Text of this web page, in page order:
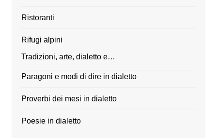
Ristoranti
Rifugi alpini
Tradizioni, arte, dialetto e…
Paragoni e modi di dire in dialetto
Proverbi dei mesi in dialetto
Poesie in dialetto